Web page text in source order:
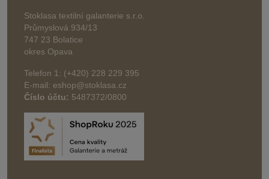
Stoklasa textilní galanterie s.r.o.
Průmyslová 934/13
747 23 Bolatice
okres Opava
Telefon 1: (+420) 228 229 395
E-mail: eshop@stoklasa.cz
Číslo účtu: 5487372/0800